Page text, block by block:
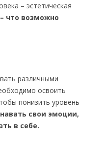
– эстетическая
что возможно
различными
освоить
понизить уровень
свои эмоции,
в себе.